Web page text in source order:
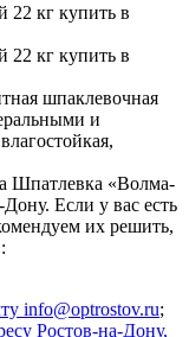
22 кг купить в
22 кг купить в
шпаклевочная
и
Шпатлевка «Волма-
Если у вас есть
их решить,
info@optrostov.ru;
Ростов-на-Дону,